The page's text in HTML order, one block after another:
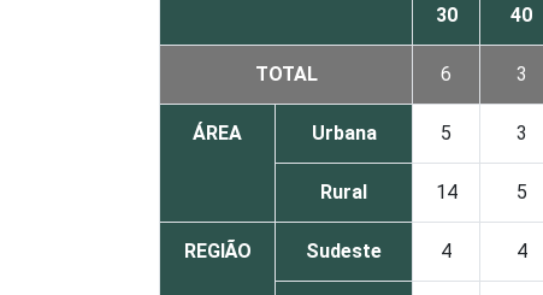
30
40
TOTAL 6 3
ÁREA Urbana 5 3
Rural 14 5
REGIÃO Sudeste 4 4